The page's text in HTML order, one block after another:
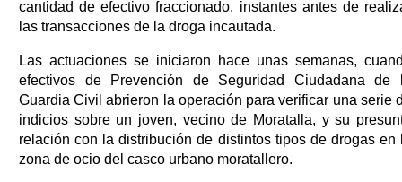
cantidad de efectivo fraccionado, instantes antes de
las transacciones de la droga incautada.
Las actuaciones se iniciaron hace unas semanas,
efectivos de Prevención de Seguridad Ciudadana de
Guardia Civil abrieron la operación para verificar una serie
indicios sobre un joven, vecino de Moratalla, y su
relación con la distribución de distintos tipos de drogas en
zona de ocio del casco urbano moratallero.